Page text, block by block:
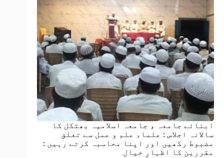
ابنائے جامعہ ، جامعہ اسلامیہ بھٹکل کا
سالانہ اجلاس : علماء علم و عمل سے تعلق
مضبوط رکھیں اور اپنا محاسبہ کرتے رہیں :
مقررین کا اظہارِ خیال